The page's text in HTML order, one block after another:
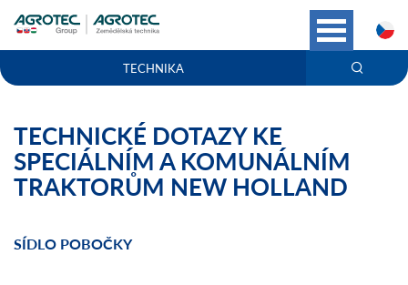
TECHNIKA
TECHNICKÉ DOTAZY KE
SPECIÁLNÍM A KOMUNÁLNÍM
TRAKTORŮM NEW HOLLAND
SÍDLO POBOČKY